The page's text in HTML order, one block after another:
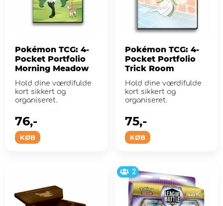
Pokémon TCG: 4-
Pocket Portfolio
Morning Meadow
Hold dine værdifulde
kort sikkert og
organiseret.
KØB
76,-
Pokémon TCG: 4-
Pocket Portfolio
Trick Room
Hold dine værdifulde
kort sikkert og
organiseret.
KØB
75,-
2